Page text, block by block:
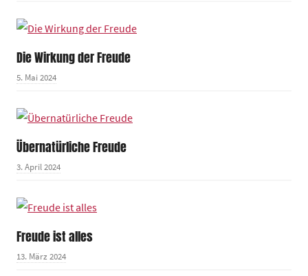
Die Wirkung der Freude
5. Mai 2024
Übernatürliche Freude
3. April 2024
Freude ist alles
13. März 2024